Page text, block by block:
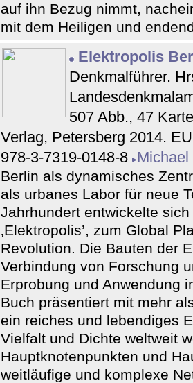
auf ihn Bezug nimmt,
mit dem Heiligen und
Elektropolis
Denkmalführer.
507 Abb., 47
Verlag, Petersberg 2014.
978-3-7319-0148-8 Michael
Berlin als dynamisches
als urbanes Labor für neue
Jahrhundert entwickelte
‚Elektropolis’, zum Global
Revolution. Die Bauten der
Verbindung von Forschung
Erprobung und Anwendung
Buch präsentiert mit mehr
ein reiches und lebendiges
Vielfalt und Dichte weltweit
Hauptknotenpunkten und
weitläufige und komplexe